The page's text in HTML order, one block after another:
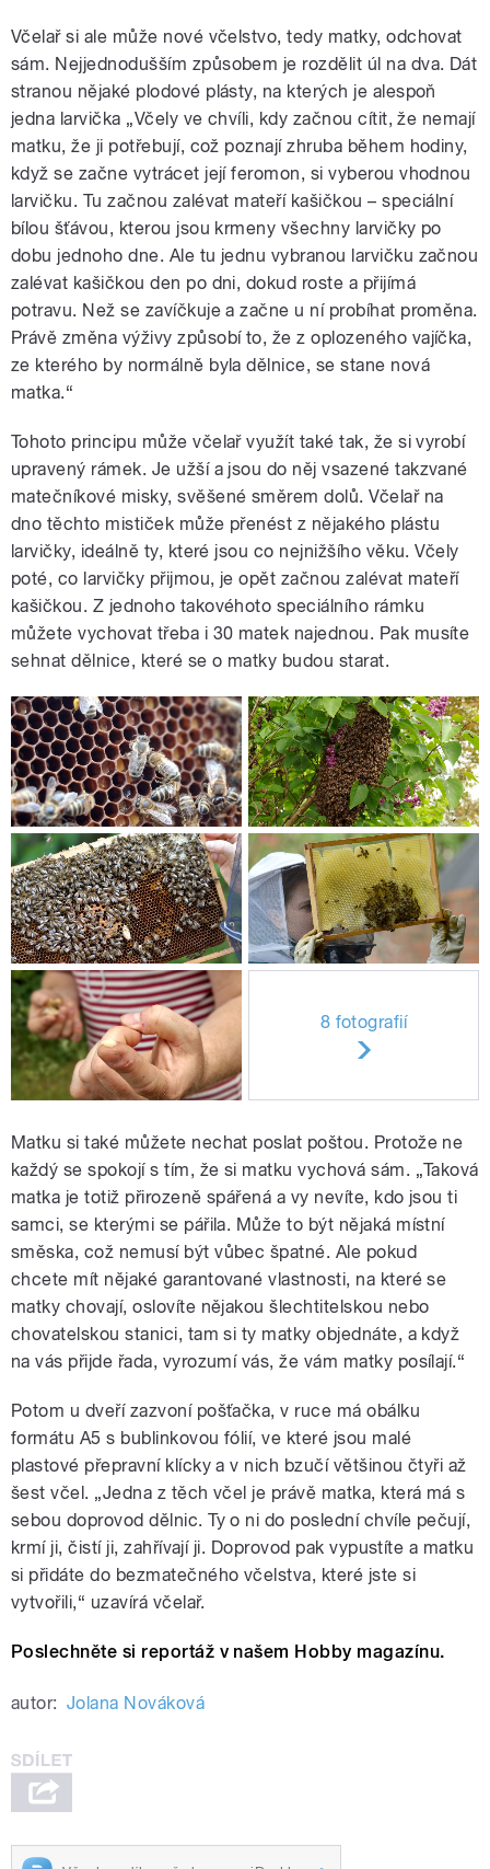
Včelař si ale může nové včelstvo, tedy matky, odchovat
sám. Nejjednodušším způsobem je rozdělit úl na dva. Dát
stranou nějaké plodové plásty, na kterých je alespoň
jedna larvička „Včely ve chvíli, kdy začnou cítit, že nemají
matku, že ji potřebují, což poznají zhruba během hodiny,
když se začne vytrácet její feromon, si vyberou vhodnou
larvičku. Tu začnou zalévat mateří kašičkou – speciální
bílou šťávou, kterou jsou krmeny všechny larvičky po
dobu jednoho dne. Ale tu jednu vybranou larvičku začnou
zalévat kašičkou den po dni, dokud roste a přijímá
potravu. Než se zavíčkuje a začne u ní probíhat proměna.
Právě změna výživy způsobí to, že z oplozeného vajíčka,
ze kterého by normálně byla dělnice, se stane nová
matka.“
Tohoto principu může včelař využít také tak, že si vyrobí
upravený rámek. Je užší a jsou do něj vsazené takzvané
matečníkové misky, svěšené směrem dolů. Včelař na
dno těchto mističek může přenést z nějakého plástu
larvičky, ideálně ty, které jsou co nejnižšího věku. Včely
poté, co larvičky přijmou, je opět začnou zalévat mateří
kašičkou. Z jednoho takovéhoto speciálního rámku
můžete vychovat třeba i 30 matek najednou. Pak musíte
sehnat dělnice, které se o matky budou starat.
8 fotografií
Matku si také můžete nechat poslat poštou. Protože ne
každý se spokojí s tím, že si matku vychová sám. „Taková
matka je totiž přirozeně spářená a vy nevíte, kdo jsou ti
samci, se kterými se pářila. Může to být nějaká místní
směska, což nemusí být vůbec špatné. Ale pokud
chcete mít nějaké garantované vlastnosti, na které se
matky chovají, oslovíte nějakou šlechtitelskou nebo
chovatelskou stanici, tam si ty matky objednáte, a když
na vás přijde řada, vyrozumí vás, že vám matky posílají.“
Potom u dveří zazvoní pošťačka, v ruce má obálku
formátu A5 s bublinkovou fólií, ve které jsou malé
plastové přepravní klícky a v nich bzučí většinou čtyři až
šest včel. „Jedna z těch včel je právě matka, která má s
sebou doprovod dělnic. Ty o ni do poslední chvíle pečují,
krmí ji, čistí ji, zahřívají ji. Doprovod pak vypustíte a matku
si přidáte do bezmatečného včelstva, které jste si
vytvořili,“ uzavírá včelař.
Poslechněte si reportáž v našem Hobby magazínu.
autor: Jolana Nováková